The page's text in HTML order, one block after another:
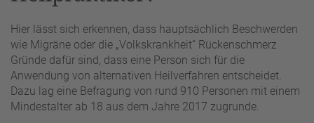
Hier lässt sich erkennen, dass hauptsächlich Beschwerden
wie Migräne oder die „Volkskrankheit“ Rückenschmerz
Gründe dafür sind, dass eine Person sich für die
Anwendung von alternativen Heilverfahren entscheidet.
Dazu lag eine Befragung von rund 910 Personen mit einem
Mindestalter ab 18 aus dem Jahre 2017 zugrunde.